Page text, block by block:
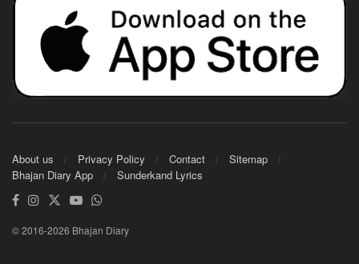
About us Privacy Policy Contact
Sitemap
Bhajan Diary App
Sunderkand Lyrics
© 2016-2026 Bhajan Diary